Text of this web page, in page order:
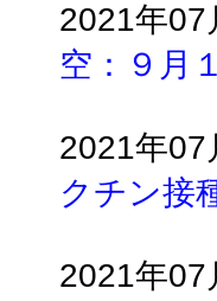
2021年07
空：９月
2021年07
クチン接
2021年07